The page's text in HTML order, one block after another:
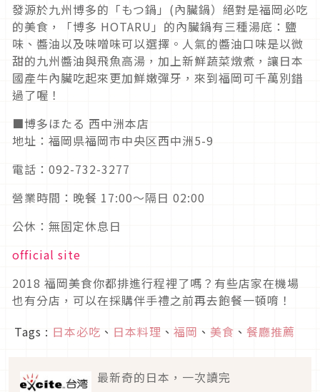
發源於九州博多的「もつ鍋」(內臟鍋）絕對是福岡必吃
的美食，「博多 HOTARU」的內臟鍋有三種湯底：鹽
味、醬油以及味噌味可以選擇。人氣的醬油口味是以微
甜的九州醬油與飛魚高湯，加上新鮮蔬菜燉煮，讓日本
國產牛內臟吃起來更加鮮嫩彈牙，來到福岡可千萬別錯
過了喔！
■博多ほたる 西中洲本店
地址：福岡県福岡市中央区西中洲5-9
電話：092-732-3277
營業時間：晚餐 17:00～隔日 02:00
公休：無固定休息日
official site
2018 福岡美食你都排進行程裡了嗎？有些店家在機場
也有分店，可以在採購伴手禮之前再去飽餐一頓唷！
Tags : 日本必吃 、 日本料理 、 福岡 、 美食 、 餐廳推薦
最新奇的日本，一次讀完